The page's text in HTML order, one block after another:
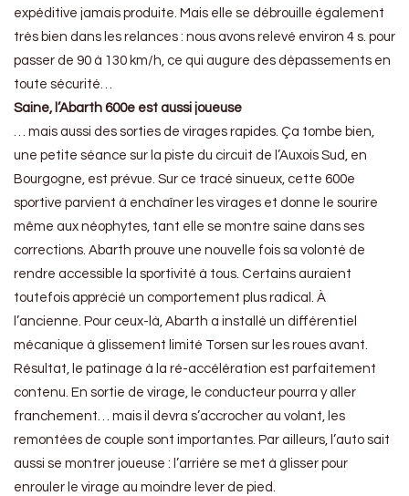
expéditive jamais produite. Mais elle se débrouille également
très bien dans les relances : nous avons relevé environ 4 s. pour
passer de 90 à 130 km/h, ce qui augure des dépassements en
toute sécurité…
Saine, l’Abarth 600e est aussi joueuse
… mais aussi des sorties de virages rapides. Ça tombe bien,
une petite séance sur la piste du circuit de l’Auxois Sud, en
Bourgogne, est prévue. Sur ce tracé sinueux, cette 600e
sportive parvient à enchaîner les virages et donne le sourire
même aux néophytes, tant elle se montre saine dans ses
corrections. Abarth prouve une nouvelle fois sa volonté de
rendre accessible la sportivité à tous. Certains auraient
toutefois apprécié un comportement plus radical. À
l’ancienne. Pour ceux-là, Abarth a installé un différentiel
mécanique à glissement limité Torsen sur les roues avant.
Résultat, le patinage à la ré-accélération est parfaitement
contenu. En sortie de virage, le conducteur pourra y aller
franchement… mais il devra s’accrocher au volant, les
remontées de couple sont importantes. Par ailleurs, l’auto sait
aussi se montrer joueuse : l’arrière se met à glisser pour
enrouler le virage au moindre lever de pied.